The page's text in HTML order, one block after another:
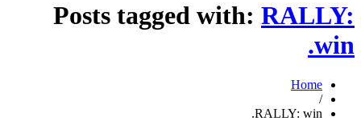
Posts tagged with: RALLY:
win.
Home
/
RALLY: win.